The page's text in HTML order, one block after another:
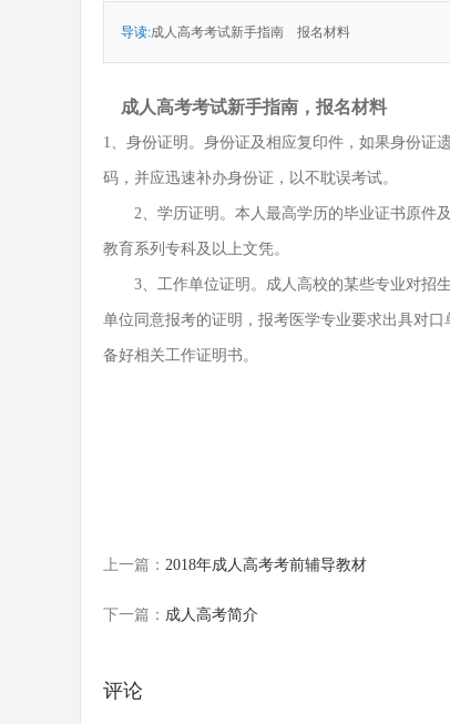
导读:成人高考考试新手指南 报名材料
成人高考考试新手指南，报名材料
1、身份证明。身份证及相应复印件，如果身份证
码，并应迅速补办身份证，以不耽误考试。
2、学历证明。本人最高学历的毕业证书原件及
教育系列专科及以上文凭。
3、工作单位证明。成人高校的某些专业对招生
单位同意报考的证明，报考医学专业要求出具对
备好相关工作证明书。
上一篇： 2018年成人高考考前辅导教材
下一篇： 成人高考简介
评论